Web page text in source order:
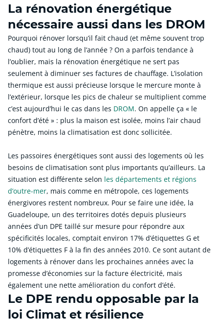
La rénovation énergétique
nécessaire aussi dans les DROM
Pourquoi rénover lorsqu’il fait chaud (et même souvent trop
chaud) tout au long de l’année ? On a parfois tendance à
l’oublier, mais la rénovation énergétique ne sert pas
seulement à diminuer ses factures de chauffage. L’isolation
thermique est aussi précieuse lorsque le mercure monte à
l’extérieur, lorsque les pics de chaleur se multiplient comme
c’est aujourd’hui le cas dans les DROM. On appelle ça « le
confort d’été » : plus la maison est isolée, moins l’air chaud
pénètre, moins la climatisation est donc sollicitée.
Les passoires énergétiques sont aussi des logements où les
besoins de climatisation sont plus importants qu’ailleurs. La
situation est différente selon les départements et régions
d’outre-mer, mais comme en métropole, ces logements
énergivores restent nombreux. Pour se faire une idée, la
Guadeloupe, un des territoires dotés depuis plusieurs
années d’un DPE taillé sur mesure pour répondre aux
spécificités locales, comptait environ 17% d’étiquettes G et
10% d’étiquettes F à la fin des années 2010. Ce sont autant de
logements à rénover dans les prochaines années avec la
promesse d’économies sur la facture électricité, mais
également une nette amélioration du confort d’été.
Le DPE rendu opposable par la
loi Climat et résilience